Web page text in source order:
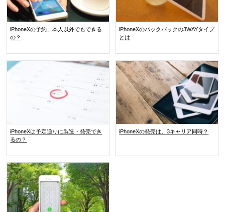
iPhoneXの予約、本人以外でもできる
の？
iPhoneXのバックパックの3WAYタイプ
とは
iPhoneXは予定通りに製造・発売でき
るの？
iPhoneXの発売は、3キャリア同時？